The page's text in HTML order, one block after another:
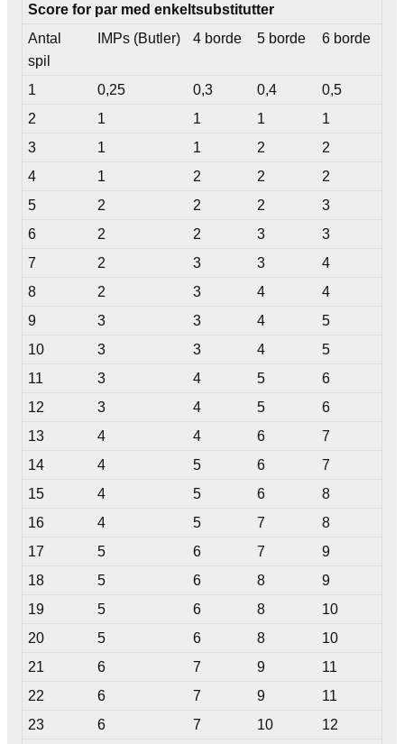
Score for par med enkeltsubstitutter
Antal
spil
IMPs (Butler) 4 borde 5 borde 6 borde
1 0,25 0,3 0,4
0,5
2
1 1 1
1
3
1 1 2
2
4
1 2 2
2
5
2 2 2
3
6
2 2 3
3
7
2 3 3
4
8
2 3 4
4
9
3 3 4
5
10
3 3 4
5
11
3 4 5
6
12
3 4 5
6
13
4 4 6
7
14
4 5 6
7
15
4 5 6
8
16
4 5 7
8
17
5 6 7
9
18
5 6 8
9
19
5 6 8
10
20
5 6 8
10
21
6 7 9
11
22
6 7 9
11
23
6 7 10
12